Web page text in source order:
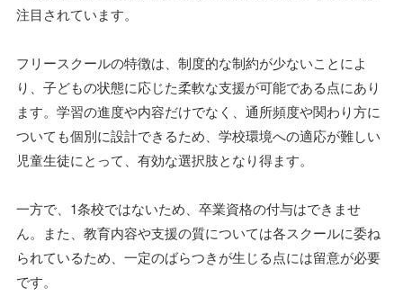
注目されています。
フリースクールの特徴は、制度的な制約が少ないことによ
り、子どもの状態に応じた柔軟な支援が可能である点にあり
ます。学習の進度や内容だけでなく、通所頻度や関わり方に
ついても個別に設計できるため、学校環境への適応が難しい
児童生徒にとって、有効な選択肢となり得ます。
一方で、1条校ではないため、卒業資格の付与はできませ
ん。また、教育内容や支援の質については各スクールに委ね
られているため、一定のばらつきが生じる点には留意が必要
です。